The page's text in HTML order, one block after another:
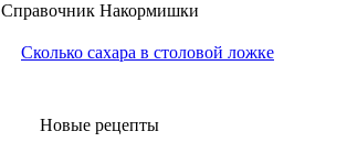
Справочник Накормишки
Сколько сахара в столовой ложке
Новые рецепты